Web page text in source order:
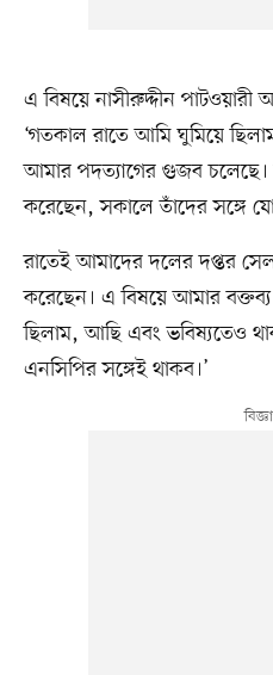
এ বিষয়ে নাসীরুদ্দীন
‘গতকাল রাতে আমি ঘুমিয়ে
আমার পদত্যাগের গুজব
করেছেন, সকালে তাঁদের সঙ্গে
রাতেই আমাদের দলের দপ্তর
করেছেন। এ বিষয়ে আমার
ছিলাম, আছি এবং ভবিষ্যতেও
এনসিপির সঙ্গেই থাকব।’